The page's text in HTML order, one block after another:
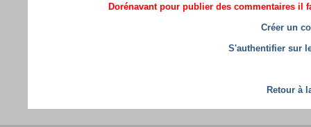
Dorénavant pour publier des commentaires il
Créer un
S'authentifier sur
Retour à